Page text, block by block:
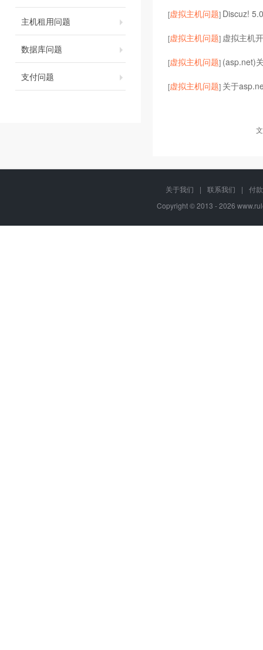
主机租用问题
数据库问题
支付问题
[虚拟主机问题] Discuz!
[虚拟主机问题] 虚拟主机
[虚拟主机问题] (asp.net)
[虚拟主机问题] 关于
关于我们 | 联系我们 |
付
Copyright © 2013 - 2026